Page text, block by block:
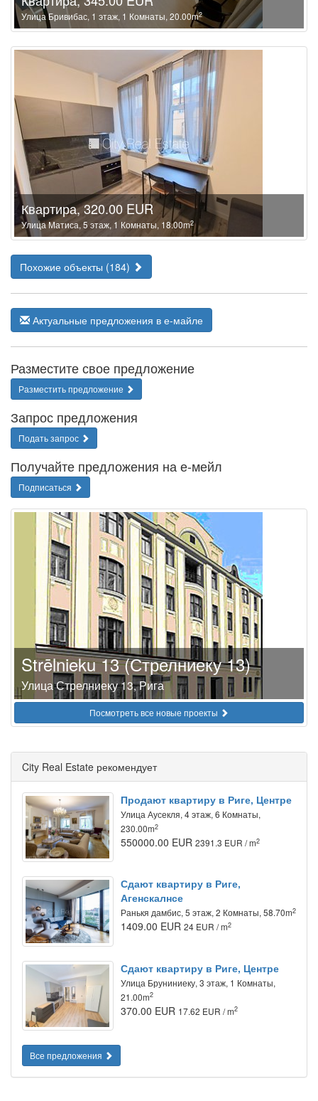
Улица Бривибас, 1 этаж, 1 Комнаты, 20.00m2
Квартира, 320.00 EUR
Улица Матиса, 5 этаж, 1 Комнаты, 18.00m2
Похожие объекты (184)
Актуальные предложения в е-майле
Разместите свое предложение
Разместить предложение
Запрос предложения
Подать запрос
Получайте предложения на е-мейл
Подписаться
Strēlnieku 13 (Стрелниеку 13)
Улица Стрелниеку 13, Рига
Посмотреть все новые проекты
City Real Estate рекомендует
Продают квартиру в Риге, Центре
Улица Аусекля, 4 этаж, 6 Комнаты,
230.00m2
550000.00 EUR 2391.3 EUR / m2
Сдают квартиру в Риге,
Агенскалнсе
Ранькя дамбис, 5 этаж, 2 Комнаты, 58.70m2
1409.00 EUR 24 EUR / m2
Сдают квартиру в Риге, Центре
Улица Бруниниеку, 3 этаж, 1 Комнаты,
21.00m2
370.00 EUR 17.62 EUR / m2
Все предложения